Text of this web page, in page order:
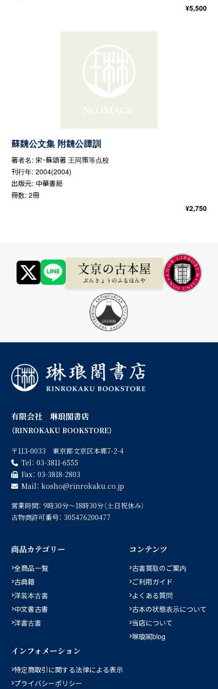
¥5,500
蘇魏公文集 附魏公譚訓
著者名: 宋・蘇頌著 王同策等点校
刊行年: 2004(2004)
出版元: 中華書局
冊数: 2冊
¥2,750
有限会社 琳琅閣書店
（RINROKAKU BOOKSTORE）
〒113-0033 東京都文京区本郷7-2-4
Tel： 03-3811-6555
Fax： 03-3818-2803
Mail： kosho
rinrokaku.co.jp
営業時間： 9時30分〜18時30分（土日祝休み）
古物商許可番号： 305476200477
商品カテゴリー
全商品一覧
古典籍
洋装本古書
中文書古書
洋書古書
コンテンツ
古書買取のご案内
ご利用ガイド
よくある質問
古本の状態表示について
当店について
琳琅閣blog
インフォメーション
特定商取引に関する法律による表示
プライバシーポリシー